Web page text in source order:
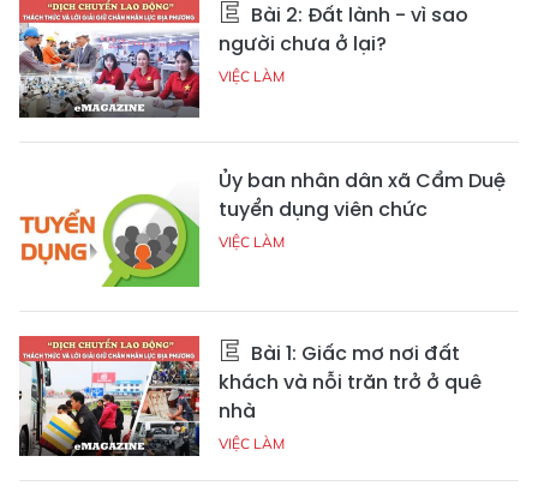
Bài 2: Đất lành - vì sao
người chưa ở lại?
VIỆC LÀM
Ủy ban nhân dân xã Cẩm Duệ
tuyển dụng viên chức
VIỆC LÀM
Bài 1: Giấc mơ nơi đất
khách và nỗi trăn trở ở quê
nhà
VIỆC LÀM